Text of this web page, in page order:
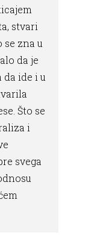
stvari
se zna u
da je
da ide i u
Što se
i
svega